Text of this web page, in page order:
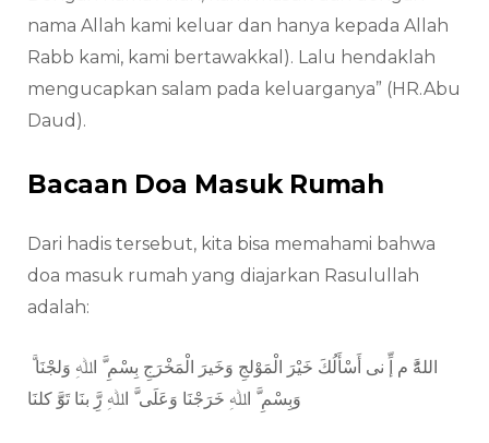
nama Allah kami keluar dan hanya kepada Allah
Rabb kami, kami bertawakkal). Lalu hendaklah
mengucapkan salam pada keluarganya” (HR.Abu
Daud).
Bacaan Doa Masuk Rumah
Dari hadis tersebut, kita bisa memahami bahwa
doa masuk rumah yang diajarkan Rasulullah
adalah:
اللهَُّ م إِّ نى أَسْأَلُكَ خَیْرَ الْمَوْلجِ وَخَیرَ الْمَخْرَجِ بِسْمِ َّ اﷲِ وَلجْنَا
وَبِسْمِ َّ اﷲِ خَرَجْنَا وَعَلَى َّ اﷲِ رَِّ بنَا تَوََّ كلنَا